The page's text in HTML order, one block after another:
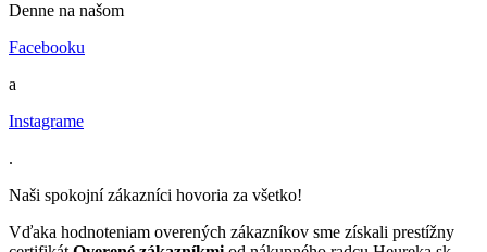
Denne na našom
Facebooku
a
Instagrame
.
Naši spokojní zákazníci hovoria za všetko!
Vďaka hodnoteniam overených zákazníkov sme získali prestížny